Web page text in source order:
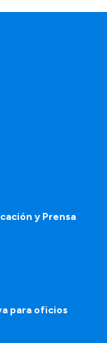
y Prensa
para oficios